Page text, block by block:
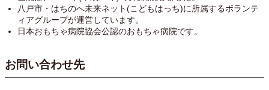
八戸市・はちのへ未来ネット(こどもはっち)に所属するボランテ
ィアグループが運営しています。
日本おもちゃ病院協会公認のおもちゃ病院です。
お問い合わせ先